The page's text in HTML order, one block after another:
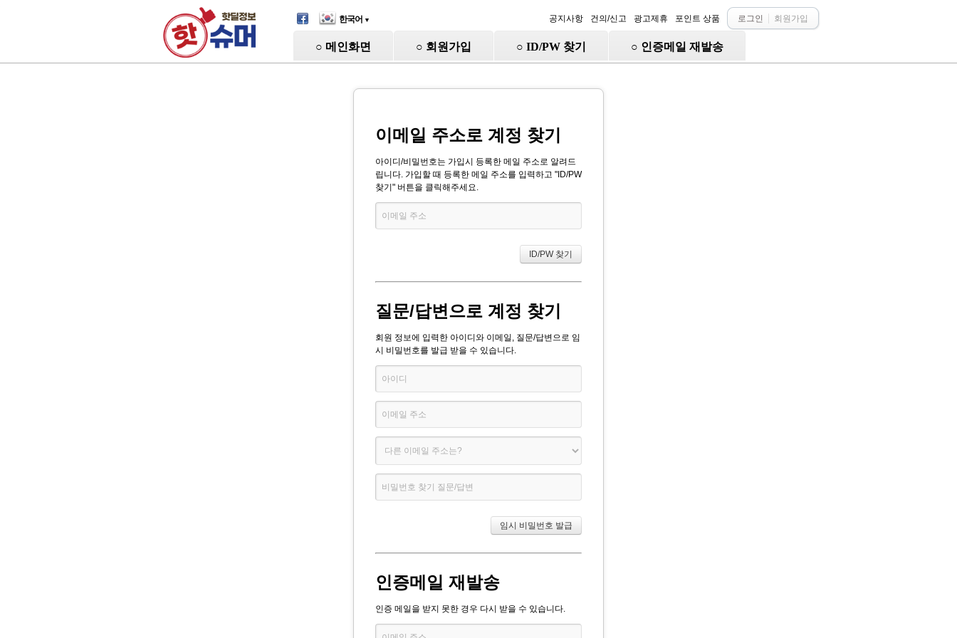
한국어 ▼ 로그인 회원가입
공지사항 건의/신고 광고제휴 포인트 상품
○ 메인화면 ○ 회원가입 ○ ID/PW 찾기 ○ 인증메일 재발송
이메일 주소로 계정 찾기
아이디/비밀번호는 가입시 등록한 메일 주소로 알려드
립니다. 가입할 때 등록한 메일 주소를 입력하고 "ID/PW
찾기" 버튼을 클릭해주세요.
질문/답변으로 계정 찾기
회원 정보에 입력한 아이디와 이메일, 질문/답변으로 임
시 비밀번호를 발급 받을 수 있습니다.
인증메일 재발송
인증 메일을 받지 못한 경우 다시 받을 수 있습니다.